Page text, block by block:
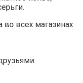
всех магазинах